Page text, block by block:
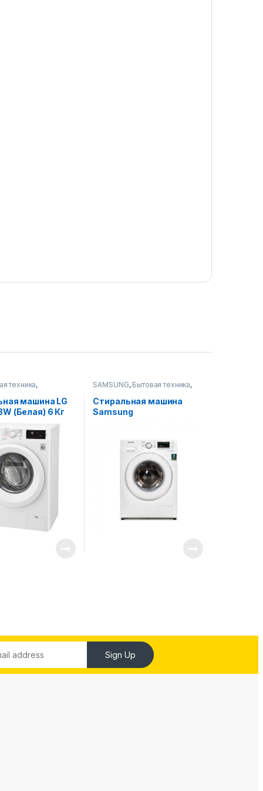
техника,
машина LG
(Белая) 6 Кг
SAMSUNG, Бытовая техника,
Стиральная машина
Samsung
Sign Up